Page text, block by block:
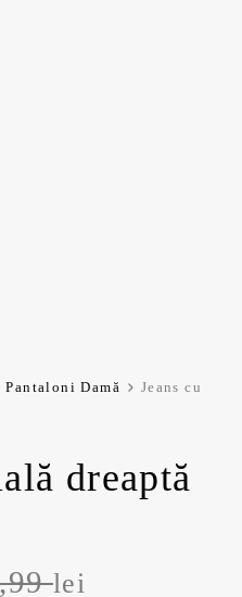
Pantaloni Damă
Jeans cu
dreaptă
lei